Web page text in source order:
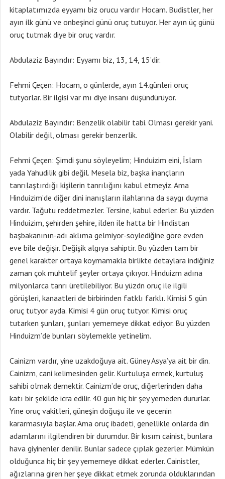
kitaplatımızda eyyamı biz orucu vardır Hocam. Budistler, her
ayın ilk günü ve onbeşinci günü oruç tutuyor. Her ayın üç günü
oruç tutmak diye bir oruç vardır.
Abdulaziz Bayındır: Eyyamı biz, 13, 14, 15’dir.
Fehmi Çeçen: Hocam, o günlerde, ayın 14.günleri oruç
tutyorlar. Bir ilgisi var mı diye insanı düşündürüyor.
Abdulaziz Bayındır: Benzelik olabilir tabi. Olması gerekir yani.
Olabilir değil, olması gerekir benzerlik.
Fehmi Çeçen: Şimdi şunu söyleyelim; Hinduizim eini, İslam
yada Yahudilik gibi değil. Mesela biz, başka inançların
tanrılaştırdığı kişilerin tanrılığını kabul etmeyiz. Ama
Hinduizim’de diğer dini inanışların ilahlarına da saygı duyma
vardır. Tağutu reddetmezler. Tersine, kabul ederler. Bu yüzden
Hinduizim, şehirden şehire, ilden ile hatta bir Hindistan
başbakanının-adı aklıma gelmiyor-söylediğine göre evden
eve bile değişir. Değişik algıya sahiptir. Bu yüzden tam bir
genel karakter ortaya koymamakla birlikte detaylara indiğiniz
zaman çok muhtelif şeyler ortaya çıkıyor. Hinduizm adına
milyonlarca tanrı üretilebiliyor. Bu yüzdn oruç ile ilgili
görüşleri, kanaatleri de birbirinden fatklı farklı. Kimisi 5 gün
oruç tutyor ayda. Kimisi 4 gün oruç tutyor. Kimisi oruç
tutarken şunları, şunları yememeye dikkat ediyor. Bu yüzden
Hinduizm’de bunları söylemekle yetinelim.
Cainizm vardır, yine uzakdoğuya ait. Güney Asya’ya ait bir din.
Cainizm, cani kelimesinden gelir. Kurtuluşa ermek, kurtuluş
sahibi olmak demektir. Cainizm’de oruç, diğerlerinden daha
katı bir şekilde icra edilir. 40 gün hiç bir şey yemeden dururlar.
Yine oruç vakitleri, güneşin doğuşu ile ve gecenin
kararmasıyla başlar. Ama oruç ibadeti, genellikle onlarda din
adamlarını ilgilendiren bir durumdur. Bir kısım cainist, bunlara
hava giyinenler denilir. Bunlar sadece çıplak gezerler. Mümkün
olduğunca hiç bir şey yememeye dikkat ederler. Cainistler,
ağızlarına giren her şeye dikkat etmek zorunda olduklarından